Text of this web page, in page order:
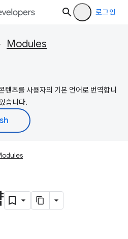
로그인
Modules
츠를 사용자의 기본 언어로 번역합니
습니다.